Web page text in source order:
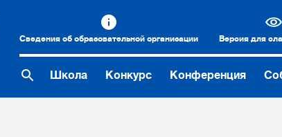
Сведения об образовательной организации Версия для
Школа Конкурс Конференция